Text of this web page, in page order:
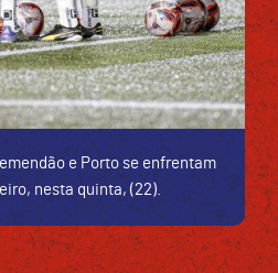
e Porto se enfrentam
nesta quinta, (22).